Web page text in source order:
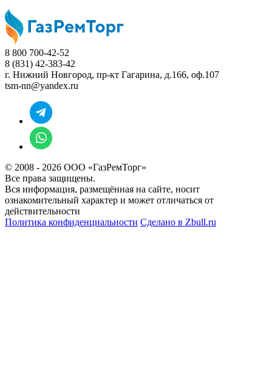
8 800 700-42-52
8 (831) 42-383-42
г. Нижний Новгород, пр-кт Гагарина, д.166, оф.107
tsm-nn@yandex.ru
© 2008 - 2026 ООО «ГазРемТорг»
Все права защищены.
Вся информация, размещённая на сайте, носит
ознакомительный характер и может отличаться от
действительности
Политика конфиденциальности Сделано в Zbull.ru